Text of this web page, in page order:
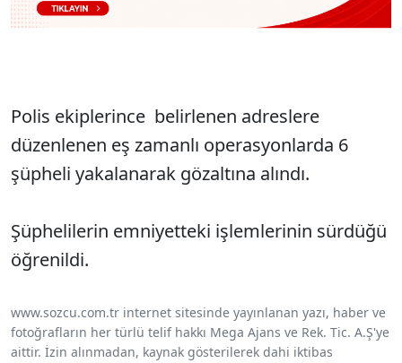
Polis ekiplerince belirlenen adreslere
düzenlenen eş zamanlı operasyonlarda 6
şüpheli yakalanarak gözaltına alındı.
Şüphelilerin emniyetteki işlemlerinin sürdüğü
öğrenildi.
www.sozcu.com.tr internet sitesinde yayınlanan yazı, haber ve
fotoğrafların her türlü telif hakkı Mega Ajans ve Rek. Tic. A.Ş'ye
aittir. İzin alınmadan, kaynak gösterilerek dahi iktibas